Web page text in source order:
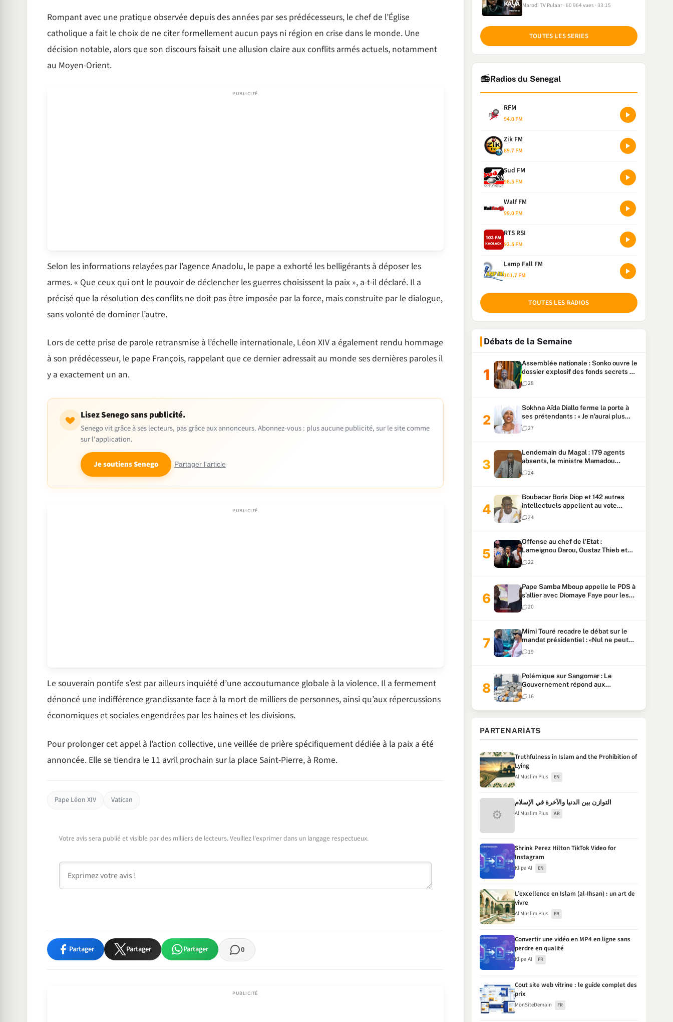
Rompant avec une pratique observée depuis des années par ses prédécesseurs, le chef de l’Église
catholique a fait le choix de ne citer formellement aucun pays ni région en crise dans le monde. Une
décision notable, alors que son discours faisait une allusion claire aux conflits armés actuels, notamment
au Moyen-Orient.
Selon les informations relayées par l’agence Anadolu, le pape a exhorté les belligérants à déposer les
armes. « Que ceux qui ont le pouvoir de déclencher les guerres choisissent la paix », a-t-il déclaré. Il a
précisé que la résolution des conflits ne doit pas être imposée par la force, mais construite par le dialogue,
sans volonté de dominer l’autre.
Lors de cette prise de parole retransmise à l’échelle internationale, Léon XIV a également rendu hommage
à son prédécesseur, le pape François, rappelant que ce dernier adressait au monde ses dernières paroles il
y a exactement un an.
Lisez Senego sans publicité.
Senego vit grâce à ses lecteurs, pas grâce aux annonceurs. Abonnez-vous : plus aucune publicité, sur le site comme
sur l'application.
Je soutiens Senego Partager l'article
Le souverain pontife s’est par ailleurs inquiété d’une accoutumance globale à la violence. Il a fermement
dénoncé une indifférence grandissante face à la mort de milliers de personnes, ainsi qu’aux répercussions
économiques et sociales engendrées par les haines et les divisions.
Pour prolonger cet appel à l’action collective, une veillée de prière spécifiquement dédiée à la paix a été
annoncée. Elle se tiendra le 11 avril prochain sur la place Saint-Pierre, à Rome.
Pape Léon XIV Vatican
Votre avis sera publié et visible par des milliers de lecteurs. Veuillez l'exprimer dans un langage respectueux.
Partager Partager Partager 0
Marodi TV Pulaar 60 964 vues 33:15
TOUTES LES SERIES
📻Radios du Senegal
RFM
94.0 FM
Zik FM
89.7 FM
Sud FM
98.5 FM
Walf FM
99.0 FM
RTS RSI
92.5 FM
Lamp Fall FM
101.7 FM
TOUTES LES RADIOS
Débats de la Semaine
Assemblée nationale : Sonko ouvre le
dossier explosif des fonds secrets et
du patrimoine présidentiel
28
Sokhna Aïda Diallo ferme la porte à
ses prétendants : « Je n’aurai plus
jamais un autre mari »
27
Lendemain du Magal : 179 agents
absents, le ministre Mamadou
Lamine Dianté exige des explications
24
Boubacar Boris Diop et 142 autres
intellectuels appellent au vote
urgent de la révision
constitutionnelle
24
Offense au chef de l’Etat :
Lameignou Darou, Oustaz Thieb et
Ndiaye Touba lourdement
condamnés
22
Pape Samba Mboup appelle le PDS à
s’allier avec Diomaye Faye pour les
locales et tacle Sonko
20
Mimi Touré recadre le débat sur le
mandat présidentiel : «Nul ne peut
faire plus de deux mandats
consécutifs de 5 ans»
19
Polémique sur Sangomar : Le
Gouvernement répond aux
accusations et clarifie le partage des
milliards
16
PARTENARIATS
Truthfulness in Islam and the Prohibition of
Lying
Al Muslim Plus EN
⚙
التوازن بين الدنيا والآخرة في الإسلام
Al Muslim Plus AR
Shrink Perez Hilton TikTok Video for
Instagram
Klipa AI EN
L’excellence en Islam (al-Ihsan) : un art de
vivre
Al Muslim Plus FR
Convertir une vidéo en MP4 en ligne sans
perdre en qualité
Klipa AI FR
Cout site web vitrine : le guide complet des
prix
MonSiteDemain FR